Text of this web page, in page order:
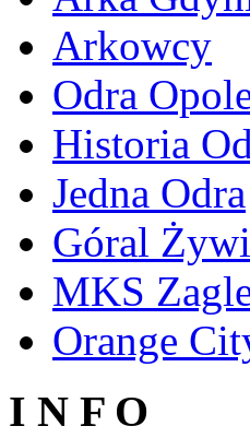
Arkowcy
Odra
Historia
Jedna Odra
Góral
MKS
Orange
I N F O